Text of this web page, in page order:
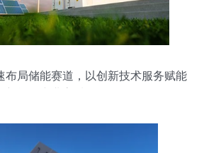
布局储能赛道，以创新技术服务赋能